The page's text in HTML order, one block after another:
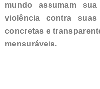
mundo assumam
violência contra
concretas e
mensuráveis.